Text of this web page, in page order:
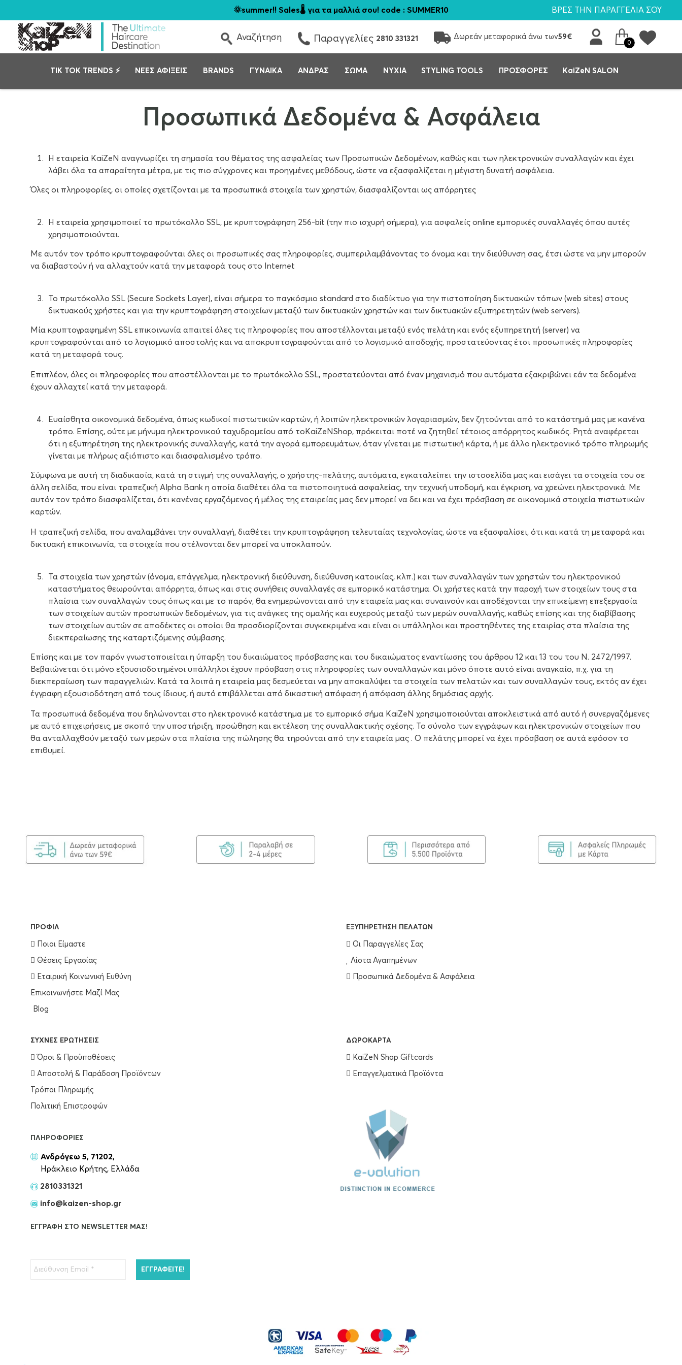
🌞summer!! Sales🌡️ για τα μαλλιά σου! code : SUMMER10 ΒΡΕΣ ΤΗΝ ΠΑΡΑΓΓΕΛΙΑ ΣΟΥ
Αναζήτηση Παραγγελίες 2810 331321 Δωρεάν μεταφορικά άνω των59€
0
TIK TOK TRENDS ⚡ ΝΕΕΣ ΑΦΙΞΕΙΣ BRANDS ΓΥΝΑΙΚΑ ΑΝΔΡΑΣ ΣΩΜΑ ΝΥΧΙΑ STYLING TOOLS ΠΡΟΣΦΟΡΕΣ KaiZeN SALON
Προσωπικά Δεδομένα & Ασφάλεια
Η εταιρεία KaiZeN αναγνωρίζει τη σημασία του θέματος της ασφαλείας των Προσωπικών Δεδομένων, καθώς και των ηλεκτρονικών συναλλαγών και έχει
λάβει όλα τα απαραίτητα μέτρα, με τις πιο σύγχρονες και προηγμένες μεθόδους, ώστε να εξασφαλίζεται η μέγιστη δυνατή ασφάλεια.
Όλες οι πληροφορίες, οι οποίες σχετίζονται με τα προσωπικά στοιχεία των χρηστών, διασφαλίζονται ως απόρρητες
Η εταιρεία χρησιμοποιεί το πρωτόκολλο SSL, με κρυπτογράφηση 256-bit (την πιο ισχυρή σήμερα), για ασφαλείς online εμπορικές συναλλαγές όπου αυτές
χρησιμοποιούνται.
Με αυτόν τον τρόπο κρυπτογραφούνται όλες οι προσωπικές σας πληροφορίες, συμπεριλαμβάνοντας το όνομα και την διεύθυνση σας, έτσι ώστε να μην μπορούν
να διαβαστούν ή να αλλαχτούν κατά την μεταφορά τους στο Internet
Το πρωτόκολλο SSL (Secure Sockets Layer), είναι σήμερα το παγκόσμιο standard στο διαδίκτυο για την πιστοποίηση δικτυακών τόπων (web sites) στους
δικτυακούς χρήστες και για την κρυπτογράφηση στοιχείων μεταξύ των δικτυακών χρηστών και των δικτυακών εξυπηρετητών (web servers).
Μία κρυπτογραφημένη SSL επικοινωνία απαιτεί όλες τις πληροφορίες που αποστέλλονται μεταξύ ενός πελάτη και ενός εξυπηρετητή (server) να
κρυπτογραφούνται από το λογισμικό αποστολής και να αποκρυπτογραφούνται από το λογισμικό αποδοχής, προστατεύοντας έτσι προσωπικές πληροφορίες
κατά τη μεταφορά τους.
Επιπλέον, όλες οι πληροφορίες που αποστέλλονται με το πρωτόκολλο SSL, προστατεύονται από έναν μηχανισμό που αυτόματα εξακριβώνει εάν τα δεδομένα
έχουν αλλαχτεί κατά την μεταφορά.
Ευαίσθητα οικονομικά δεδομένα, όπως κωδικοί πιστωτικών καρτών, ή λοιπών ηλεκτρονικών λογαριασμών, δεν ζητούνται από το κατάστημά μας με κανένα
τρόπο. Επίσης, ούτε με μήνυμα ηλεκτρονικού ταχυδρομείου από τοKaiZeNShop, πρόκειται ποτέ να ζητηθεί τέτοιος απόρρητος κωδικός. Ρητά αναφέρεται
ότι η εξυπηρέτηση της ηλεκτρονικής συναλλαγής, κατά την αγορά εμπορευμάτων, όταν γίνεται με πιστωτική κάρτα, ή με άλλο ηλεκτρονικό τρόπο πληρωμής
γίνεται με πλήρως αξιόπιστο και διασφαλισμένο τρόπο.
Σύμφωνα με αυτή τη διαδικασία, κατά τη στιγμή της συναλλαγής, ο χρήστης-πελάτης, αυτόματα, εγκαταλείπει την ιστοσελίδα μας και εισάγει τα στοιχεία του σε
άλλη σελίδα, που είναι τραπεζική Alpha Bank η οποία διαθέτει όλα τα πιστοποιητικά ασφαλείας, την τεχνική υποδομή, και έγκριση, να χρεώνει ηλεκτρονικά. Με
αυτόν τον τρόπο διασφαλίζεται, ότι κανένας εργαζόμενος ή μέλος της εταιρείας μας δεν μπορεί να δει και να έχει πρόσβαση σε οικονομικά στοιχεία πιστωτικών
καρτών.
Η τραπεζική σελίδα, που αναλαμβάνει την συναλλαγή, διαθέτει την κρυπτογράφηση τελευταίας τεχνολογίας, ώστε να εξασφαλίσει, ότι και κατά τη μεταφορά και
δικτυακή επικοινωνία, τα στοιχεία που στέλνονται δεν μπορεί να υποκλαπούν.
Τα στοιχεία των χρηστών (όνομα, επάγγελμα, ηλεκτρονική διεύθυνση, διεύθυνση κατοικίας, κλπ.) και των συναλλαγών των χρηστών του ηλεκτρονικού
καταστήματος θεωρούνται απόρρητα, όπως και στις συνήθεις συναλλαγές σε εμπορικό κατάστημα. Οι χρήστες κατά την παροχή των στοιχείων τους στα
πλαίσια των συναλλαγών τους όπως και με το παρόν, θα ενημερώνονται από την εταιρεία μας και συναινούν και αποδέχονται την επικείμενη επεξεργασία
των στοιχείων αυτών προσωπικών δεδομένων, για τις ανάγκες της ομαλής και ευχερούς μεταξύ των μερών συναλλαγής, καθώς επίσης και της διαβίβασης
των στοιχείων αυτών σε αποδέκτες οι οποίοι θα προσδιορίζονται συγκεκριμένα και είναι οι υπάλληλοι και προστηθέντες της εταιρίας στα πλαίσια της
διεκπεραίωσης της καταρτιζόμενης σύμβασης.
Επίσης και με τον παρόν γνωστοποιείται η ύπαρξη του δικαιώματος πρόσβασης και του δικαιώματος εναντίωσης του άρθρου 12 και 13 του του Ν. 2472/1997.
Βεβαιώνεται ότι μόνο εξουσιοδοτημένοι υπάλληλοι έχουν πρόσβαση στις πληροφορίες των συναλλαγών και μόνο όποτε αυτό είναι αναγκαίο, π.χ. για τη
διεκπεραίωση των παραγγελιών. Κατά τα λοιπά η εταιρεία μας δεσμεύεται να μην αποκαλύψει τα στοιχεία των πελατών και των συναλλαγών τους, εκτός αν έχει
έγγραφη εξουσιοδότηση από τους ίδιους, ή αυτό επιβάλλεται από δικαστική απόφαση ή απόφαση άλλης δημόσιας αρχής.
Τα προσωπικά δεδομένα που δηλώνονται στο ηλεκτρονικό κατάστημα με το εμπορικό σήμα KaiZeN χρησιμοποιούνται αποκλειστικά από αυτό ή συνεργαζόμενες
με αυτό επιχειρήσεις, με σκοπό την υποστήριξη, προώθηση και εκτέλεση της συναλλακτικής σχέσης. Το σύνολο των εγγράφων και ηλεκτρονικών στοιχείων που
θα ανταλλαχθούν μεταξύ των μερών στα πλαίσια της πώλησης θα τηρούνται από την εταιρεία μας . Ο πελάτης μπορεί να έχει πρόσβαση σε αυτά εφόσον το
επιθυμεί.
ΠΡΟΦΊΛ
Ποιοι Είμαστε
Θέσεις Εργασίας
Εταιρική Κοινωνική Ευθύνη
Επικοινωνήστε Μαζί Μας
Blog
EΞΥΠΗΡΈΤΗΣΗ ΠΕΛΑΤΏΝ
Οι Παραγγελίες Σας
Λίστα Αγαπημένων
Προσωπικά Δεδομένα & Ασφάλεια
ΣΥΧΝΈΣ ΕΡΩΤΉΣΕΙΣ
Όροι & Προϋποθέσεις
Αποστολή & Παράδοση Προϊόντων
Τρόποι Πληρωμής
Πολιτική Επιστροφών
ΔΩΡΟΚΆΡΤΑ
KaiZeN Shop Giftcards
Επαγγελματικά Προϊόντα
ΠΛΗΡΟΦΟΡΊΕΣ
Ανδρόγεω 5, 71202,
Ηράκλειο Κρήτης, Ελλάδα
2810331321
info@kaizen-shop.gr
ΕΓΓΡΑΦΉ ΣΤΟ NEWSLETTER ΜΑΣ!